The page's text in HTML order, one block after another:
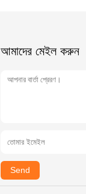
আমাদের মেইল ​​করুন
Send